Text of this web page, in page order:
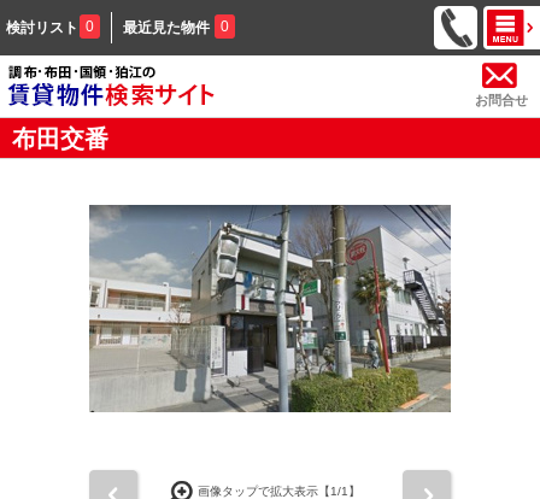
検討リスト 0 最近見た物件 0
お問合せ
布田交番
画像タップで拡大表示【1/1】